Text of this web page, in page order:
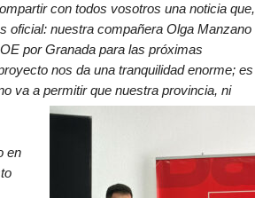
con todos vosotros una noticia que,
oficial: nuestra compañera Olga Manzano
por Granada para las próximas
nos da una tranquilidad enorme; es
va a permitir que nuestra provincia, ni
en